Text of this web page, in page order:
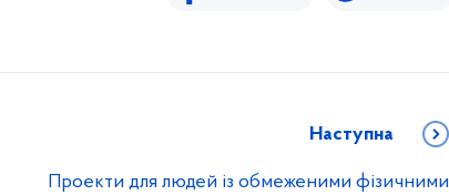
Наступна
Проекти для людей із обмеженими фізичними